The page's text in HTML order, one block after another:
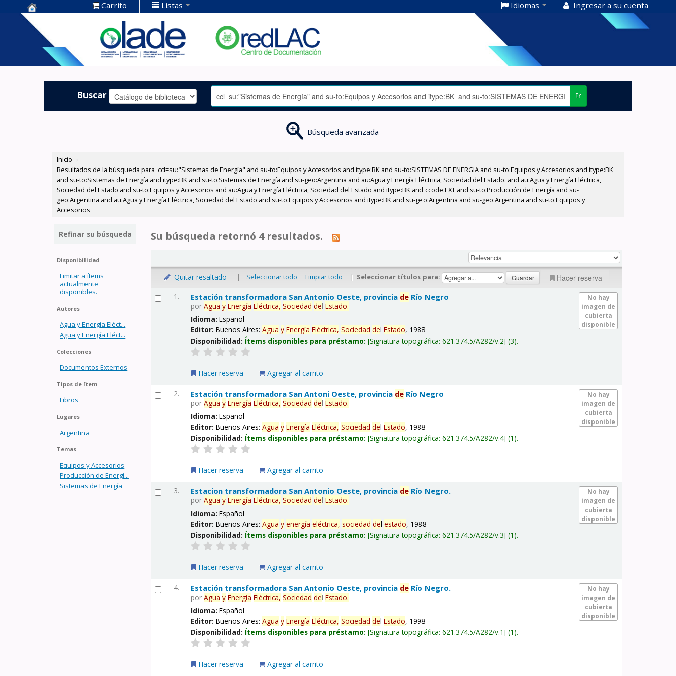
Centro de
Documentación
OLADE -
Carrito Listas Idiomas Ingresar a su cuenta
Buscar Ir
Búsqueda avanzada
Inicio ›
Resultados de la búsqueda para 'ccl=su:"Sistemas de Energía" and su-to:Equipos y Accesorios and itype:BK and su-to:SISTEMAS DE ENERGIA and su-to:Equipos y Accesorios and itype:BK
and su-to:Sistemas de Energía and itype:BK and su-to:Sistemas de Energía and su-geo:Argentina and au:Agua y Energía Eléctrica, Sociedad del Estado. and au:Agua y Energía Eléctrica,
Sociedad del Estado and su-to:Equipos y Accesorios and au:Agua y Energía Eléctrica, Sociedad del Estado and itype:BK and ccode:EXT and su-to:Producción de Energía and su-
geo:Argentina and au:Agua y Energía Eléctrica, Sociedad del Estado and su-to:Equipos y Accesorios and itype:BK and su-geo:Argentina and su-geo:Argentina and su-to:Equipos y
Accesorios'
Refinar su búsqueda
Disponibilidad
Limitar a ítems
actualmente
disponibles.
Autores
Agua y Energía Eléct...
Agua y Energía Eléct...
Colecciones
Documentos Externos
Tipos de ítem
Libros
Lugares
Argentina
Temas
Equipos y Accesorios
Producción de Energí...
Sistemas de Energía
Su búsqueda retornó 4 resultados.
Quitar resaltado | Seleccionar todo Limpiar todo | Seleccionar títulos para: Hacer reserva
1.
No hay
imagen de
cubierta
disponible
Estación transformadora San Antonio Oeste, provincia de Río Negro
porAgua y Energía Eléctrica, Sociedad delEstado.
Idioma:Español
Editor:Buenos Aires:Agua y Energía Eléctrica, Sociedad delEstado, 1988
Disponibilidad: Ítems disponibles para préstamo: Signatura topográfica:621.374.5/A282/v.2 (3).
Hacer reserva Agregar al carrito
2.
No hay
imagen de
cubierta
disponible
Estación transformadora San Antoni Oeste, provincia de Río Negro
porAgua y Energía Eléctrica, Sociedad delEstado.
Idioma:Español
Editor:Buenos Aires:Agua y Energía Eléctrica, Sociedad delEstado, 1988
Disponibilidad: Ítems disponibles para préstamo: Signatura topográfica:621.374.5/A282/v.4 (1).
Hacer reserva Agregar al carrito
3.
No hay
imagen de
cubierta
disponible
Estacion transformadora San Antonio Oeste, provincia de Río Negro.
porAgua y Energía Eléctrica, Sociedad delEstado.
Idioma:Español
Editor:Buenos Aires:Agua y energía eléctrica, sociedad delestado, 1988
Disponibilidad: Ítems disponibles para préstamo: Signatura topográfica:621.374.5/A282/v.3 (1).
Hacer reserva Agregar al carrito
4.
No hay
imagen de
cubierta
disponible
Estación transformadora San Antonio Oeste, provincia de Río Negro.
porAgua y Energía Eléctrica, Sociedad delEstado.
Idioma:Español
Editor:Buenos Aires:Agua y Energía Eléctrica, Sociedad delEstado, 1998
Disponibilidad: Ítems disponibles para préstamo: Signatura topográfica:621.374.5/A282/v.1 (1).
Hacer reserva Agregar al carrito